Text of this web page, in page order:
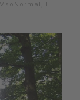
li.